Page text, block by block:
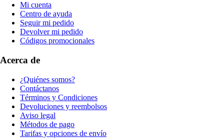
Mi cuenta
Centro de ayuda
Seguir mi pedido
Devolver mi pedido
Códigos promocionales
Acerca de
¿Quiénes somos?
Contáctanos
Términos y Condiciones
Devoluciones y reembolsos
Aviso legal
Métodos de pago
Tarifas y opciones de envío